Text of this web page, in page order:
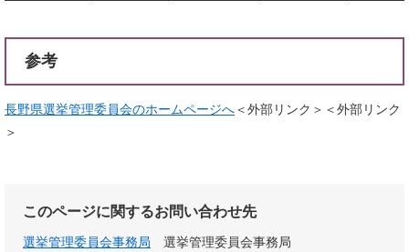
参考
長野県選挙管理委員会のホームページへ＜外部リンク＞ ＜外部リンク
＞
このページに関するお問い合わせ先
選挙管理委員会事務局
選挙管理委員会事務局